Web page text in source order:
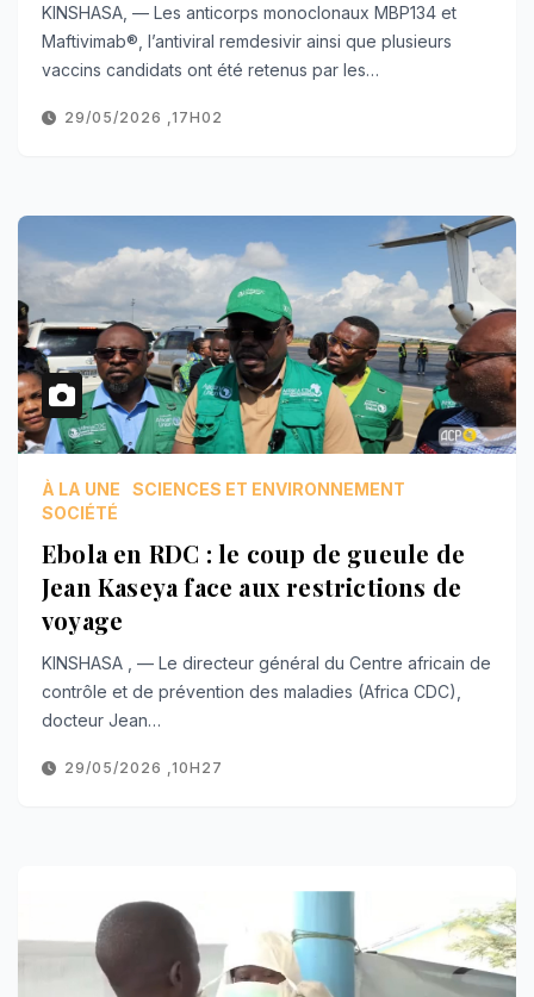
KINSHASA, — Les anticorps monoclonaux MBP134 et
Maftivimab®️, l’antiviral remdesivir ainsi que plusieurs
vaccins candidats ont été retenus par les…
29/05/2026 ,17H02
À LA UNE
SCIENCES ET ENVIRONNEMENT
SOCIÉTÉ
Ebola en RDC : le coup de gueule de
Jean Kaseya face aux restrictions de
voyage
KINSHASA , — Le directeur général du Centre africain de
contrôle et de prévention des maladies (Africa CDC),
docteur Jean…
29/05/2026 ,10H27